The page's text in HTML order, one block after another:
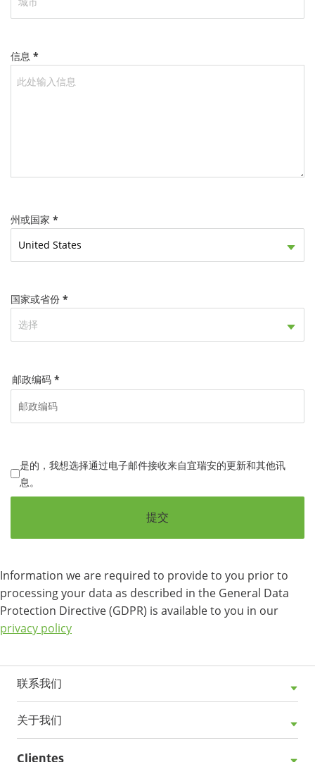
信息 *
州或国家 *
United States
国家或省份 *
选择
邮政编码 *
是的，我想选择通过电子邮件接收来自宜瑞安的更新和其他讯
息。
提交
Information we are required to provide to you prior to
processing your data as described in the General Data
Protection Directive (GDPR) is available to you in our
privacy policy
联系我们
关于我们
Clientes